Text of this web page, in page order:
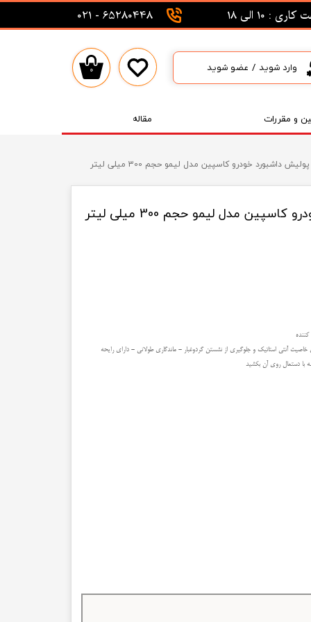
و مقررات مقاله
: 10 الی 18 65280448 - 021
۰ وارد شوید / عضو شوید
حساب کاربری من
تغییر گذر واژه
خروج از حساب کاربری
داشبورد خودرو کاسپین مدل لیمو حجم 300 میلی‌ لیتر
مدل لیمو حجم 300 میلی‌ لیتر
آنتی استاتیک و جلوگیری از نشستن گردوغبار - ماندگاری طولانی - دارای رایحه
دستمال روی آن بکشید